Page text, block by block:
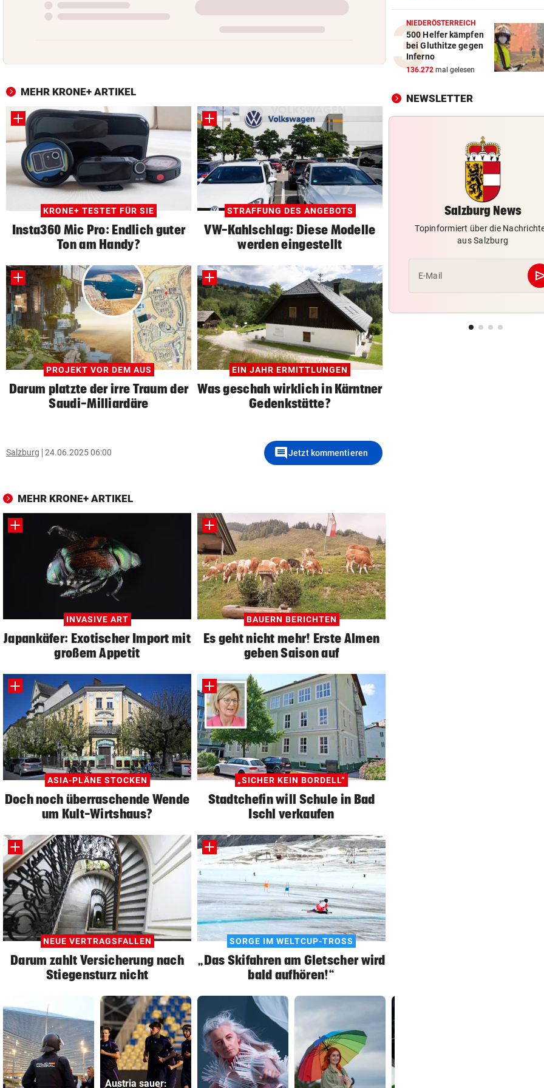
MEHR KRONE+ ARTIKEL
KRONE+ TESTET FÜR SIE
Insta360 Mic Pro: Endlich guter
Ton am Handy?
STRAFFUNG DES ANGEBOTS
VW-Kahlschlag: Diese Modelle
werden eingestellt
PROJEKT VOR DEM AUS
Darum platzte der irre Traum der
Saudi-Milliardäre
EIN JAHR ERMITTLUNGEN
Was geschah wirklich in Kärntner
Gedenkstätte?
Salzburg 24.06.2025 06:00 commentJetzt kommentieren
MEHR KRONE+ ARTIKEL
INVASIVE ART
Japankäfer: Exotischer Import mit
großem Appetit
BAUERN BERICHTEN
Es geht nicht mehr! Erste Almen
geben Saison auf
ASIA-PLÄNE STOCKEN
Doch noch überraschende Wende
um Kult-Wirtshaus?
„SICHER KEIN BORDELL“
Stadtchefin will Schule in Bad
Ischl verkaufen
NEUE VERTRAGSFALLEN
Darum zahlt Versicherung nach
Stiegensturz nicht
SORGE IM WELTCUP-TROSS
„Das Skifahren am Gletscher wird
bald aufhören!“
Austria sauer:
LIVE ab 19 Uhr: Red Bull
gegen FC Pafos!
MIT BOJE GEFUNDEN vor
Pensionistin starb beim
FRÜCHTL „NEUER ZWEIER“
Red Bull Salzburg hat neuen
Tormann gefunden
DANK MEGA-ABLÖSE
Ex-Salzburg-Coach
Premier-League-Klub
NIEDERÖSTERREICH
500 Helfer kämpfen
bei Gluthitze gegen
Inferno
136.272 mal gelesen
NEWSLETTER
Salzburg News
Topinformiert über die
aus Salzburg
E-Mail